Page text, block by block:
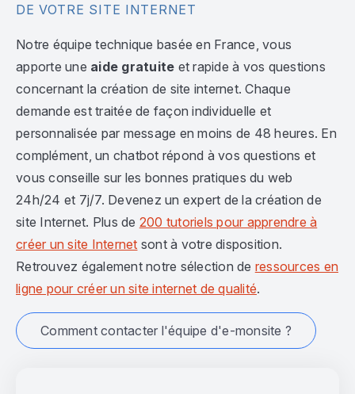
DE VOTRE SITE INTERNET
Notre équipe technique basée en France, vous
apporte une aide gratuite et rapide à vos questions
concernant la création de site internet. Chaque
demande est traitée de façon individuelle et
personnalisée par message en moins de 48 heures. En
complément, un chatbot répond à vos questions et
vous conseille sur les bonnes pratiques du web
24h/24 et 7j/7. Devenez un expert de la création de
site Internet. Plus de 200 tutoriels pour apprendre à
créer un site Internet sont à votre disposition.
Retrouvez également notre sélection de ressources en
ligne pour créer un site internet de qualité.
Comment contacter l'équipe d'e-monsite ?